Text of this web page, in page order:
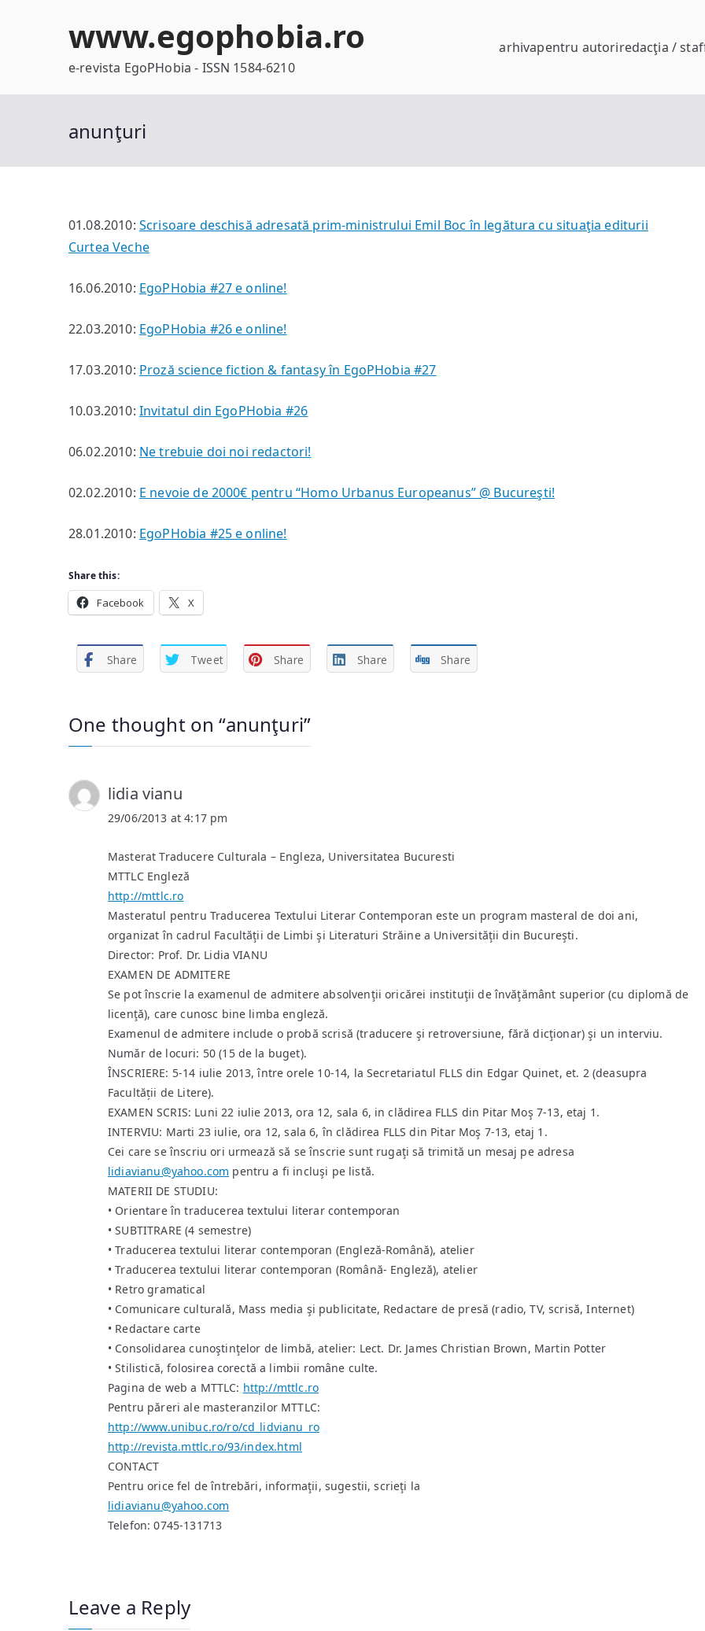
www.egophobia.ro
e-revista EgoPHobia - ISSN 1584-6210
arhivapentru autoriredacţia /
anunţuri
01.08.2010: Scrisoare deschisă adresată prim-ministrului Emil Boc în legătura cu situaţia editurii
Curtea Veche
16.06.2010: EgoPHobia #27 e online!
22.03.2010: EgoPHobia #26 e online!
17.03.2010: Proză science fiction & fantasy în EgoPHobia #27
10.03.2010: Invitatul din EgoPHobia #26
06.02.2010: Ne trebuie doi noi redactori!
02.02.2010: E nevoie de 2000€ pentru “Homo Urbanus Europeanus” @ Bucureşti!
28.01.2010: EgoPHobia #25 e online!
Share this:
Facebook X
Share Tweet Share Share Share
One thought on “anunţuri”
lidia vianu
29/06/2013 at 4:17 pm
Masterat Traducere Culturala – Engleza, Universitatea Bucuresti
MTTLC Engleză
http://mttlc.ro
Masteratul pentru Traducerea Textului Literar Contemporan este un program masteral de doi ani,
organizat în cadrul Facultăţii de Limbi şi Literaturi Străine a Universităţii din Bucureşti.
Director: Prof. Dr. Lidia VIANU
EXAMEN DE ADMITERE
Se pot înscrie la examenul de admitere absolvenţii oricărei instituţii de învăţământ superior (cu diplomă de
licenţă), care cunosc bine limba engleză.
Examenul de admitere include o probă scrisă (traducere şi retroversiune, fără dicţionar) şi un interviu.
Număr de locuri: 50 (15 de la buget).
ÎNSCRIERE: 5-14 iulie 2013, între orele 10-14, la Secretariatul FLLS din Edgar Quinet, et. 2 (deasupra
Facultății de Litere).
EXAMEN SCRIS: Luni 22 iulie 2013, ora 12, sala 6, in clădirea FLLS din Pitar Moş 7-13, etaj 1.
INTERVIU: Marti 23 iulie, ora 12, sala 6, în clădirea FLLS din Pitar Moş 7-13, etaj 1.
Cei care se înscriu ori urmează să se înscrie sunt rugaţi să trimită un mesaj pe adresa
lidiavianu@yahoo.com pentru a fi incluşi pe listă.
MATERII DE STUDIU:
• Orientare în traducerea textului literar contemporan
• SUBTITRARE (4 semestre)
• Traducerea textului literar contemporan (Engleză-Română), atelier
• Traducerea textului literar contemporan (Română- Engleză), atelier
• Retro gramatical
• Comunicare culturală, Mass media şi publicitate, Redactare de presă (radio, TV, scrisă, Internet)
• Redactare carte
• Consolidarea cunoştinţelor de limbă, atelier: Lect. Dr. James Christian Brown, Martin Potter
• Stilistică, folosirea corectă a limbii române culte.
Pagina de web a MTTLC: http://mttlc.ro
Pentru păreri ale masteranzilor MTTLC:
http://www.unibuc.ro/ro/cd_lidvianu_ro
http://revista.mttlc.ro/93/index.html
CONTACT
Pentru orice fel de întrebări, informaţii, sugestii, scrieţi la
lidiavianu@yahoo.com
Telefon: 0745-131713
Leave a Reply